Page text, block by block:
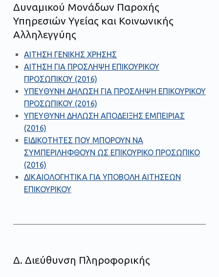
Δυναμικού Μονάδων Παροχής
Υπηρεσιών Υγείας και Κοινωνικής
Αλληλεγγύης
ΑΙΤΗΣΗ ΓΕΝΙΚΗΣ ΧΡΗΣΗΣ
ΑΙΤΗΣΗ ΓΙΑ ΠΡΟΣΛΗΨΗ ΕΠΙΚΟΥΡΙΚΟΥ
ΠΡΟΣΩΠΙΚΟΥ (2016)
ΥΠΕΥΘΥΝΗ ΔΗΛΩΣΗ ΓΙΑ ΠΡΟΣΛΗΨΗ ΕΠΙΚΟΥΡΙΚΟΥ
ΠΡΟΣΩΠΙΚΟΥ (2016)
ΥΠΕΥΘΥΝΗ ΔΗΛΩΣΗ ΑΠΟΔΕΙΞΗΣ ΕΜΠΕΙΡΙΑΣ
(2016)
ΕΙΔΙΚΟΤΗΤΕΣ ΠΟΥ ΜΠΟΡΟΥΝ ΝΑ
ΣΥΜΠΕΡΙΛΗΦΘΟΥΝ ΩΣ ΕΠΙΚΟΥΡΙΚΟ ΠΡΟΣΩΠΙΚΟ
(2016)
ΔΙΚΑΙΟΛΟΓΗΤΙΚΑ ΓΙΑ ΥΠΟΒΟΛΗ ΑΙΤΗΣΕΩΝ
ΕΠΙΚΟΥΡΙΚΟΥ
Δ. Διεύθυνση Πληροφορικής